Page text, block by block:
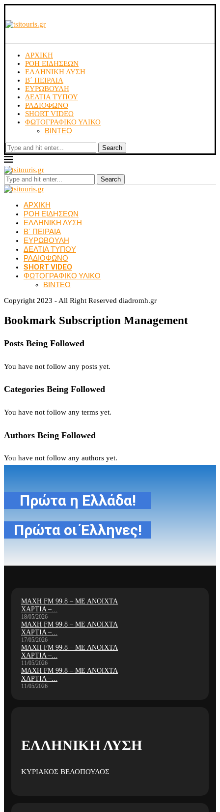
ΑΡΧΙΚΗ
ΡΟΗ ΕΙΔΗΣΕΩΝ
ΕΛΛΗΝΙΚΗ ΛΥΣΗ
Β΄ ΠΕΙΡΑΙΑ
ΕΥΡΩΒΟΥΛΗ
ΔΕΛΤΙΑ ΤΥΠΟΥ
ΡΑΔΙΟΦΩΝΟ
SHORT VIDEO
ΦΩΤΟΓΡΑΦΙΚΟ ΥΛΙΚΟ
ΒΙΝΤΕΟ
Search
Search
ΑΡΧΙΚΗ
ΡΟΗ ΕΙΔΗΣΕΩΝ
ΕΛΛΗΝΙΚΗ ΛΥΣΗ
Β΄ ΠΕΙΡΑΙΑ
ΕΥΡΩΒΟΥΛΗ
ΔΕΛΤΙΑ ΤΥΠΟΥ
ΡΑΔΙΟΦΩΝΟ
SHORT VIDEO
ΦΩΤΟΓΡΑΦΙΚΟ ΥΛΙΚΟ
ΒΙΝΤΕΟ
Copyright 2023 - All Right Reserved diadromh.gr
Bookmark Subscription Management
Posts Being Followed
You have not follow any posts yet.
Categories Being Followed
You have not follow any terms yet.
Authors Being Followed
You have not follow any authors yet.
Πρώτα η Ελλάδα!
Πρώτα οι Έλληνες!
ΜΑΧΗ FM 99.8 – ΜΕ ΑΝΟΙΧΤΑ
ΧΑΡΤΙΑ –...
18/05/2026
ΜΑΧΗ FM 99.8 – ΜΕ ΑΝΟΙΧΤΑ
ΧΑΡΤΙΑ –...
17/05/2026
ΜΑΧΗ FM 99.8 – ΜΕ ΑΝΟΙΧΤΑ
ΧΑΡΤΙΑ –...
11/05/2026
ΜΑΧΗ FM 99.8 – ΜΕ ΑΝΟΙΧΤΑ
ΧΑΡΤΙΑ –...
11/05/2026
ΕΛΛΗΝΙΚΗ ΛΥΣΗ
ΚΥΡΙΑΚΟΣ ΒΕΛΟΠΟΥΛΟΣ